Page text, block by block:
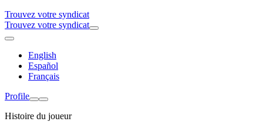
Trouvez votre syndicat
Trouvez votre syndicat
English
Español
Français
Profile
Histoire du joueur